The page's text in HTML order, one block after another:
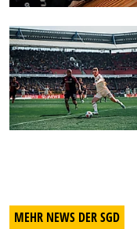
MEHR NEWS DER SGD